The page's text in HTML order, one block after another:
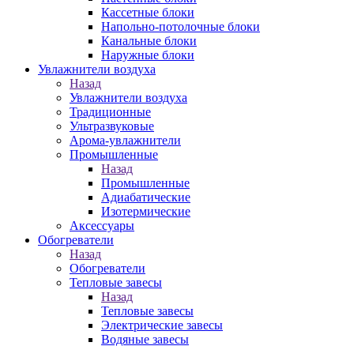
Кассетные блоки
Напольно-потолочные блоки
Канальные блоки
Наружные блоки
Увлажнители воздуха
Назад
Увлажнители воздуха
Традиционные
Ультразвуковые
Арома-увлажнители
Промышленныe
Назад
Промышленныe
Адиабатические
Изотермические
Аксессуары
Обогреватели
Назад
Обогреватели
Тепловые завесы
Назад
Тепловые завесы
Электрические завесы
Водяные завесы